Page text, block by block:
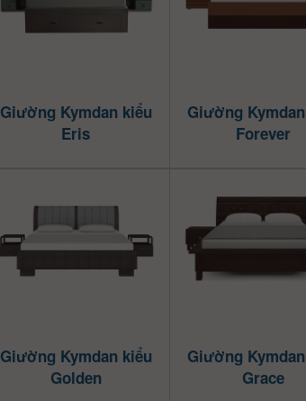
Giường Kymdan kiểu
Eris
Giường
Forever
Giường Kymdan kiểu
Golden
Giường
Grace